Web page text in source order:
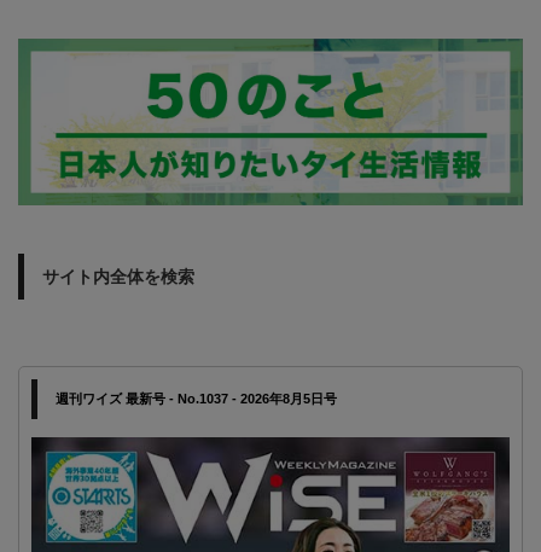
サイト内全体を検索
週刊ワイズ 最新号 - No.1037 - 2026年8月5日号